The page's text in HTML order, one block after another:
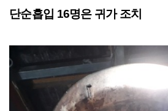
단순흡입 16명은 귀가 조치